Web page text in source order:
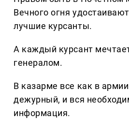
Вечного огня
лучшие курсанты.
А каждый курсант
генералом.
В казарме все как в армии
дежурный, и вся
информация.